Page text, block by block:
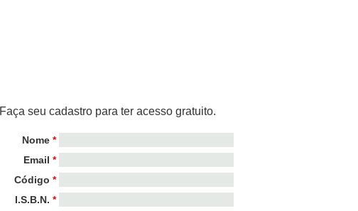
Faça seu cadastro para ter acesso gratuito.
Nome *
Email *
Código *
I.S.B.N. *